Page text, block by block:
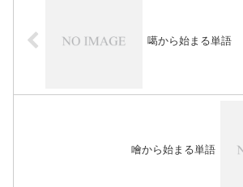
噶から始まる単語
噲から始まる単語